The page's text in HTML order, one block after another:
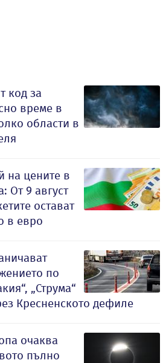
код за
време в
области в
на цените в
От 9 август
остават
в евро
по
„Струма“
Кресненското дефиле
очаква
пълно